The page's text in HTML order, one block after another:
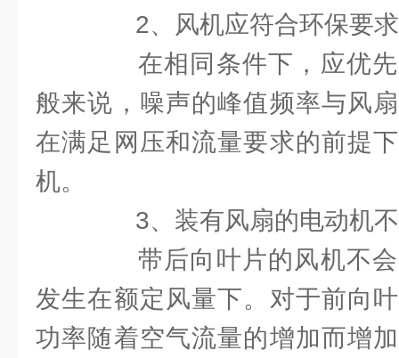
2、风机应符合环保要求
在相同条件下，应优先
般来说，噪声的峰值频率与风
在满足网压和流量要求的前提
机。
3、装有风扇的电动机不
带后向叶片的风机不会
发生在额定风量下。对于前向
功率随着空气流量的增加而增